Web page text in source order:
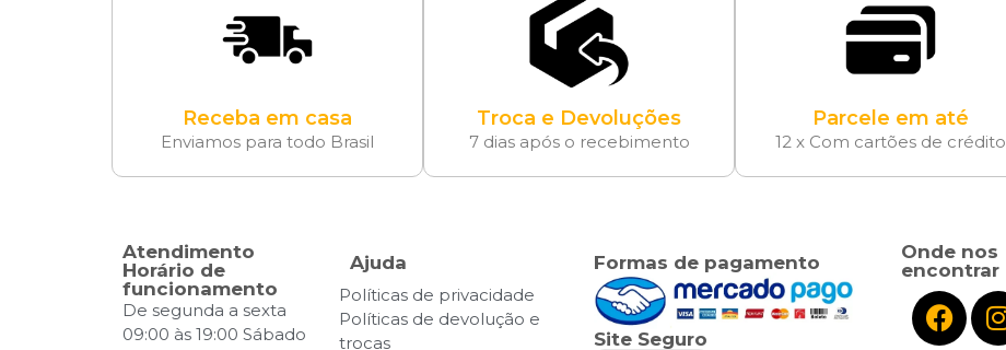
Receba em casa
Enviamos para todo Brasil
Troca e Devoluções
7 dias após o recebimento
Parcele em até
12 x Com cartões de crédito
Atendimento
Horário de
funcionamento
De segunda a sexta
09:00 às 19:00 Sábado
Ajuda
Políticas de privacidade
Políticas de devolução e
trocas
Formas de pagamento
Site Seguro
Onde nos
encontrar